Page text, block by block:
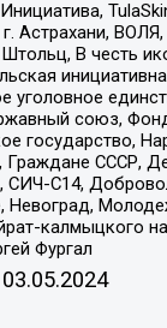
Астрахани,
В честь
уголовное
союз,
государство,
СССР,
С14,
Невоград,
калмыцкого
Фургал
03.05.2024